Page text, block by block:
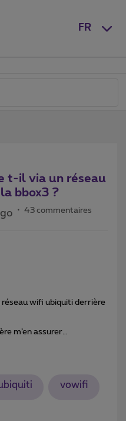
FR
t-il via un réseau
bbox3 ?
43 commentaires
réseau wifi ubiquiti derrière
m’en assurer…
vowifi